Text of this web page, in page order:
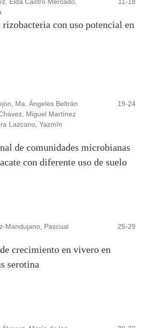
con uso potencial en
Ma. Ángeles Beltrán
Miguel Martínez
Lazcano, Yazmín
19-24
de comunidades microbianas
con diferente uso de suelo
Mandujano, Pascual
25-29
crecimiento en vivero en
serotina